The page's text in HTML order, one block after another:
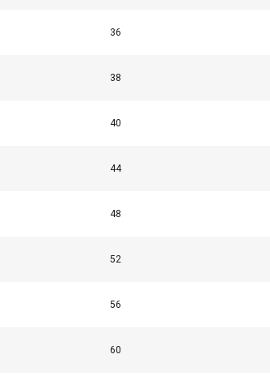
36
38
40
44
48
52
56
60